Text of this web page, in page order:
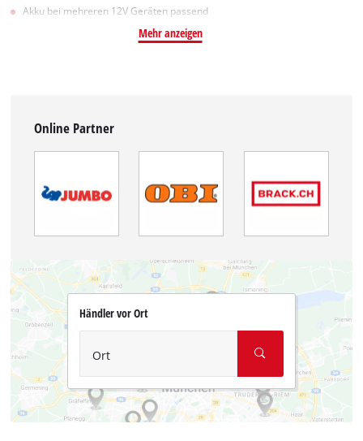
Akku bei mehreren 12V Geräten passend
Mehr anzeigen
Online Partner
Händler vor Ort
Ort